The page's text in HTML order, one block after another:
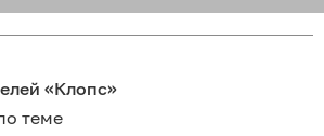
«Клопс»
теме